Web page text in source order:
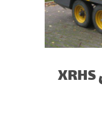
کمپرسور اسکرو دیزلی XRHS